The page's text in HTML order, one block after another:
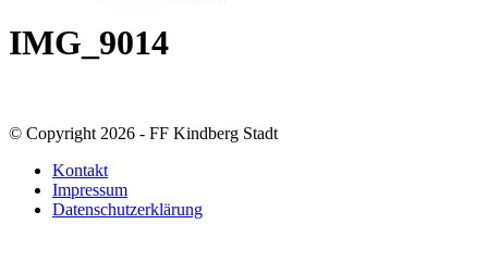
IMG_9014
© Copyright 2026 - FF Kindberg Stadt
Kontakt
Impressum
Datenschutzerklärung